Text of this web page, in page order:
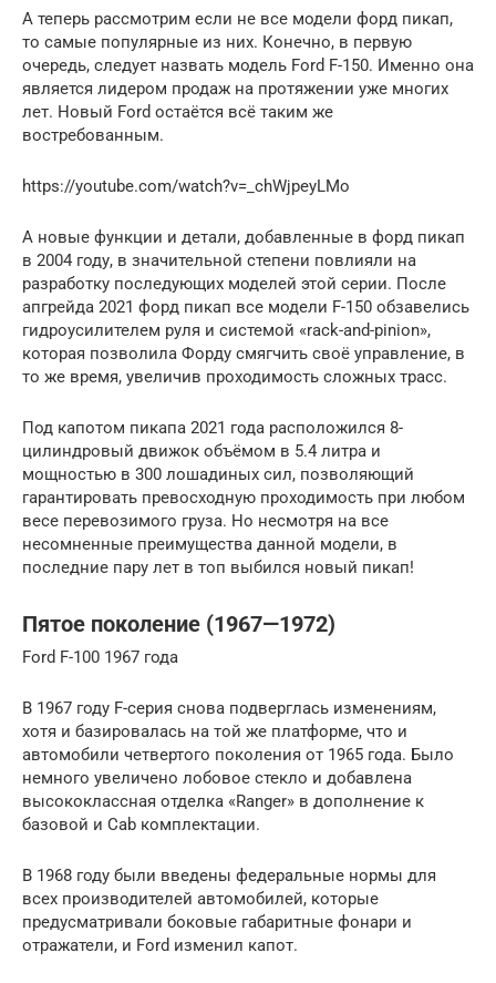
А теперь рассмотрим если не все модели форд пикап,
то самые популярные из них. Конечно, в первую
очередь, следует назвать модель Ford F-150. Именно она
является лидером продаж на протяжении уже многих
лет. Новый Ford остаётся всё таким же
востребованным.
https://youtube.com/watch?v=_chWjpeyLMo
А новые функции и детали, добавленные в форд пикап
в 2004 году, в значительной степени повлияли на
разработку последующих моделей этой серии. После
апгрейда 2021 форд пикап все модели F-150 обзавелись
гидроусилителем руля и системой «rack-and-pinion»,
которая позволила Форду смягчить своё управление, в
то же время, увеличив проходимость сложных трасс.
Под капотом пикапа 2021 года расположился 8-
цилиндровый движок объёмом в 5.4 литра и
мощностью в 300 лошадиных сил, позволяющий
гарантировать превосходную проходимость при любом
весе перевозимого груза. Но несмотря на все
несомненные преимущества данной модели, в
последние пару лет в топ выбился новый пикап!
Пятое поколение (1967—1972)
Ford F-100 1967 года
В 1967 году F-серия снова подверглась изменениям,
хотя и базировалась на той же платформе, что и
автомобили четвертого поколения от 1965 года. Было
немного увеличено лобовое стекло и добавлена
высококлассная отделка «Ranger» в дополнение к
базовой и Cab комплектации.
В 1968 году были введены федеральные нормы для
всех производителей автомобилей, которые
предусматривали боковые габаритные фонари и
отражатели, и Ford изменил капот.